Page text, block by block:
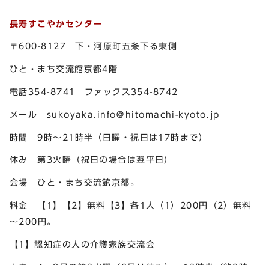
長寿すこやかセンター
〒600-8127 下・河原町五条下る東側
ひと・まち交流館京都4階
電話354-8741 ファックス354-8742
メール sukoyaka.info＠hitomachi-kyoto.jp
時間 9時～21時半（日曜・祝日は17時まで）
休み 第3火曜（祝日の場合は翌平日）
会場 ひと・まち交流館京都。
料金 【1】【2】無料【3】各1人（1）200円（2）無料
～200円。
【1】認知症の人の介護家族交流会